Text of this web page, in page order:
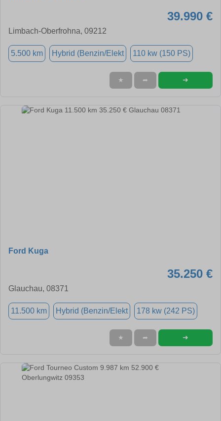
39.990 €
Limbach-Oberfrohna, 09212
5.500 km Hybrid (Benzin/Elekt 110 kw (150 PS)
★ ➦ ➜
Ford Kuga
35.250 €
Glauchau, 08371
11.500 km Hybrid (Benzin/Elekt 178 kw (242 PS)
★ ➦ ➜